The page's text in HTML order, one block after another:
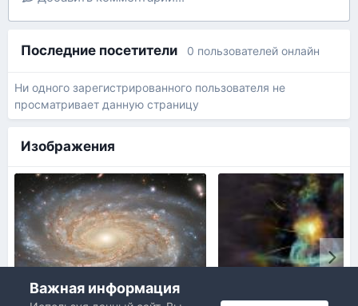
Последние посетители 0 пользователей онлайн
Ни одного зарегистрированного пользователя не
просматривает данную страницу
Изображения
Важная информация